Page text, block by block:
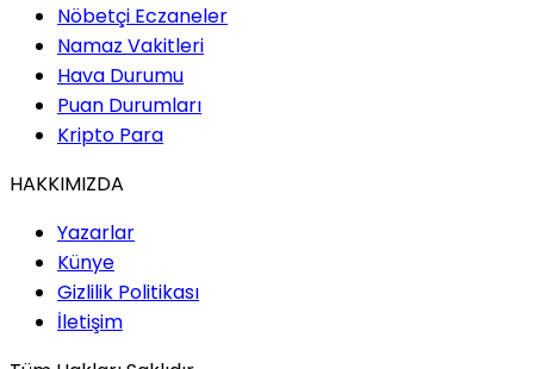
Nöbetçi Eczaneler
Namaz Vakitleri
Hava Durumu
Puan Durumları
Kripto Para
HAKKIMIZDA
Yazarlar
Künye
Gizlilik Politikası
İletişim